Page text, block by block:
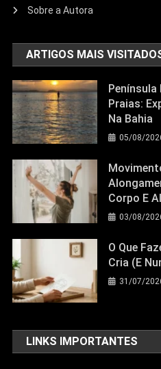
Sobre a Autora
ARTIGOS MAIS
Península
Praias:
Na Bahia
05/08/
Corpo E
03/08/
O Que
Cria (e
31/07/
LINKS IMPORTANTES